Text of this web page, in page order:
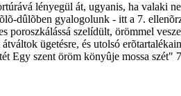
lényegül át, ugyanis, ha valaki
dûlõben gyalogolunk - itt a 7.
szelídült, örömmel
ügetésre, és utolsó
Egy szent öröm könyûje mossa szét"